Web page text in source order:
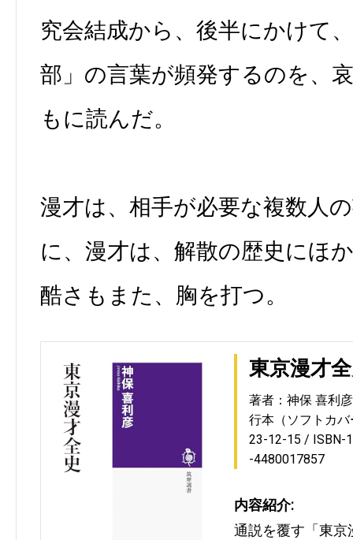
究会結成から、後半にかけて
部」の言葉が頻発するのを、
もに読んだ。
漫才は、相手が必要な複数人
に、漫才は、解散の歴史にほ
酷さもまた、胸を打つ。
東京漫才
著者：神保 喜利彦
行本（ソフトカ
23-12-15
ISBN-
-4480017857
内容紹介:
通説を覆す「東京